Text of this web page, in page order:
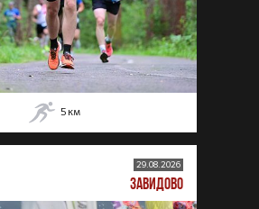
5 км
29.08.2026
ЗАВИДОВО